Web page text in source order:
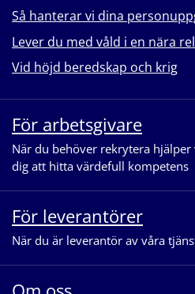
Så hanterar vi dina
Lever du med våld i en nära
Vid höjd beredskap och krig
För arbetsgivare
När du behöver rekrytera hjälper
dig att hitta värdefull kompetens
För leverantörer
När du är leverantör av våra